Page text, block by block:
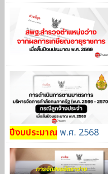
ปีงบประมาณ พ.ศ. 2568